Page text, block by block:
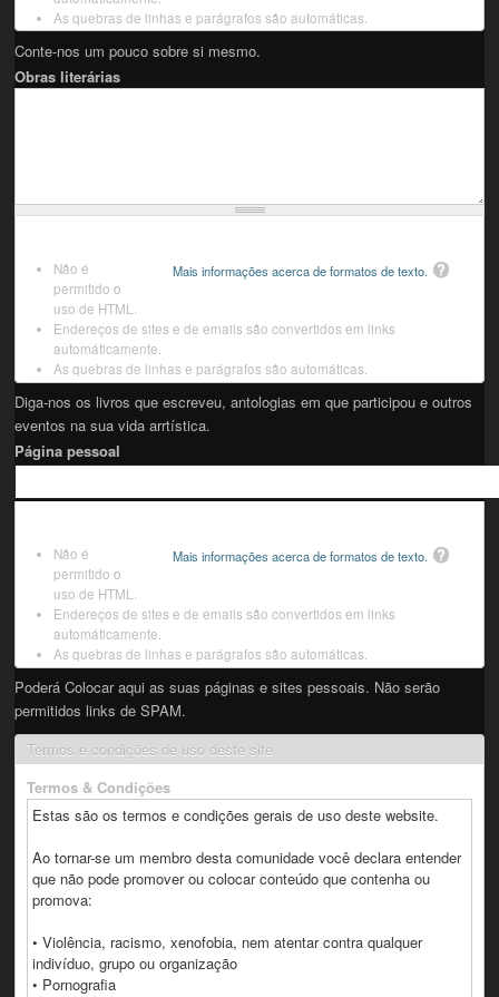
As quebras de linhas e parágrafos são automáticas.
Conte-nos um pouco sobre si mesmo.
Obras literárias
Mais informações acerca de formatos de texto.
Não é
permitido o
uso de HTML.
Endereços de sites e de emails são convertidos em links
automáticamente.
As quebras de linhas e parágrafos são automáticas.
Diga-nos os livros que escreveu, antologias em que participou e outros
eventos na sua vida arrtística.
Página pessoal
Mais informações acerca de formatos de texto.
Não é
permitido o
uso de HTML.
Endereços de sites e de emails são convertidos em links
automáticamente.
As quebras de linhas e parágrafos são automáticas.
Poderá Colocar aqui as suas páginas e sites pessoais. Não serão
permitidos links de SPAM.
Termos e condições de uso deste site
Termos & Condições